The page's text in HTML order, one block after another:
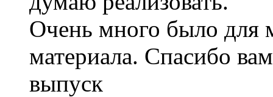
Очень много было для
материала. Спасибо
выпуск